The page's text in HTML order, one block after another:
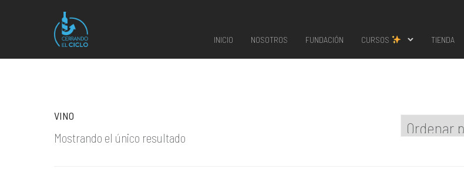
INICIO NOSOTROS FUNDACIÓN CURSOS TIENDA
VINO
Mostrando el único resultado